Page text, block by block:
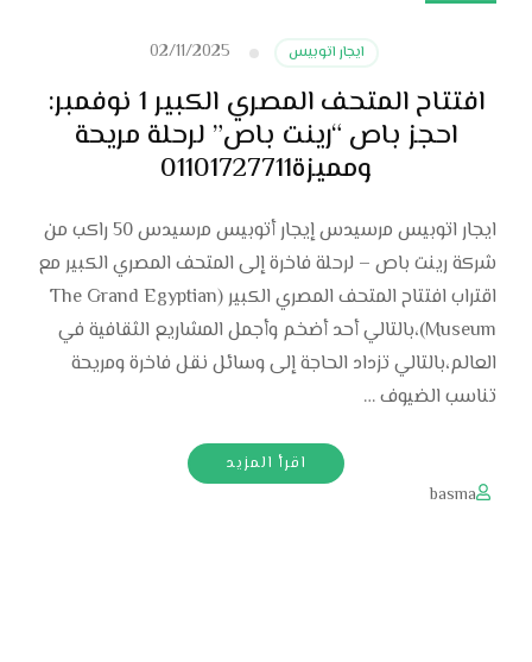
ايجار اتوبيس 02/11/2025
افتتاح المتحف المصري الكبير 1 نوفمبر:
احجز باص “رينت باص” لرحلة مريحة
ومميزة01101727711
ايجار اتوبيس مرسيدس إيجار أتوبيس مرسيدس 50 راكب من
شركة رينت باص – لرحلة فاخرة إلى المتحف المصري الكبير مع
اقتراب افتتاح المتحف المصري الكبير (The Grand Egyptian
Museum)،بالتالي أحد أضخم وأجمل المشاريع الثقافية في
العالم،بالتالي تزداد الحاجة إلى وسائل نقل فاخرة ومريحة
تناسب الضيوف …
اقرأ المزيد
basma